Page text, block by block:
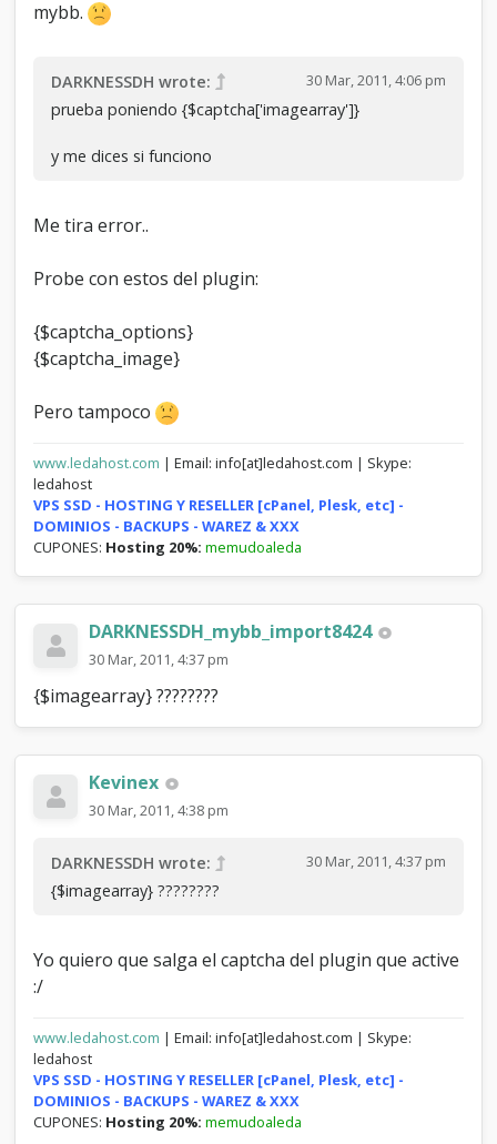
<tbody>
{$usertemplate}
<td width="40%" class="trow1"><strong>
{$lang->email_subject}</strong></td>
<td width="60%" class="trow1"><input
name="subject" value="{$subject}" />
>email_message}</strong></td>
cols="50" rows="10" name="message">
{$message}</textarea></td>
</tr>
</tbody>
</table>
<input type="hidden" name="action"
value="do_email" />
<div align="center"><input type="submit"
class="button" value="{$lang-
>send_email}" /></div>
</form>
</html>';
addslashes($template));
eval("\$page = \"" . $template . "\";");
?>
mybb.
30 Mar, 2011, 4:06 pm
DARKNESSDH wrote:
prueba poniendo {$captcha['imagearray']}
y me dices si funciono
Me tira error..
Probe con estos del plugin:
{$captcha_options}
{$captcha_image}
Pero tampoco
www.ledahost.com | Email: info[at]ledahost.com | Skype:
ledahost
VPS SSD - HOSTING Y RESELLER [cPanel, Plesk, etc] -
DOMINIOS - BACKUPS - WAREZ & XXX
CUPONES: Hosting 20%: memudoaleda
DARKNESSDH_mybb_import8424
30 Mar, 2011, 4:37 pm
{$imagearray} ????????
Kevinex
30 Mar, 2011, 4:38 pm
30 Mar, 2011, 4:37 pm
DARKNESSDH wrote:
{$imagearray} ????????
Yo quiero que salga el captcha del plugin que active
:/
www.ledahost.com | Email: info[at]ledahost.com | Skype:
ledahost
VPS SSD - HOSTING Y RESELLER [cPanel, Plesk, etc] -
DOMINIOS - BACKUPS - WAREZ & XXX
CUPONES: Hosting 20%: memudoaleda